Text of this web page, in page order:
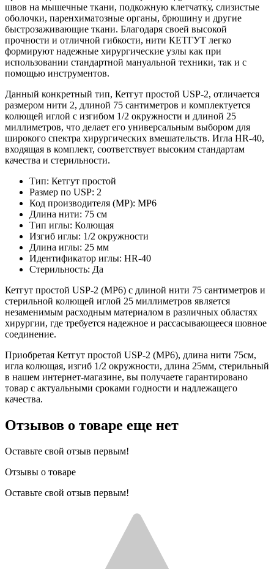
швов на мышечные ткани, подкожную клетчатку, слизистые
оболочки, паренхиматозные органы, брюшину и другие
быстрозаживающие ткани. Благодаря своей высокой
прочности и отличной гибкости, нити КЕТГУТ легко
формируют надежные хирургические узлы как при
использовании стандартной мануальной техники, так и с
помощью инструментов.
Данный конкретный тип, Кетгут простой USP-2, отличается
размером нити 2, длиной 75 сантиметров и комплектуется
колющей иглой с изгибом 1/2 окружности и длиной 25
миллиметров, что делает его универсальным выбором для
широкого спектра хирургических вмешательств. Игла HR-40,
входящая в комплект, соответствует высоким стандартам
качества и стерильности.
Тип: Кетгут простой
Размер по USP: 2
Код производителя (MP): MP6
Длина нити: 75 см
Тип иглы: Колющая
Изгиб иглы: 1/2 окружности
Длина иглы: 25 мм
Идентификатор иглы: HR-40
Стерильность: Да
Кетгут простой USP-2 (MP6) с длиной нити 75 сантиметров и
стерильной колющей иглой 25 миллиметров является
незаменимым расходным материалом в различных областях
хирургии, где требуется надежное и рассасывающееся шовное
соединение.
Приобретая Кетгут простой USP-2 (MP6), длина нити 75см,
игла колющая, изгиб 1/2 окружности, длина 25мм, стерильный
в нашем интернет-магазине, вы получаете гарантировано
товар с актуальными сроками годности и надлежащего
качества.
Отзывов о товаре еще нет
Оставьте свой отзыв первым!
Отзывы о товаре
Оставьте свой отзыв первым!